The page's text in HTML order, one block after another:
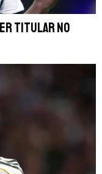
titular no